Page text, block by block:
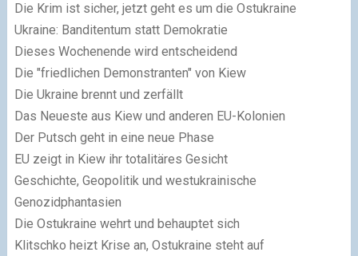
Die Krim ist sicher, jetzt geht es um die Ostukraine
Ukraine: Banditentum statt Demokratie
Dieses Wochenende wird entscheidend
Die "friedlichen Demonstranten" von Kiew
Die Ukraine brennt und zerfällt
Das Neueste aus Kiew und anderen EU-Kolonien
Der Putsch geht in eine neue Phase
EU zeigt in Kiew ihr totalitäres Gesicht
Geschichte, Geopolitik und westukrainische
Genozidphantasien
Die Ostukraine wehrt und behauptet sich
Klitschko heizt Krise an, Ostukraine steht auf